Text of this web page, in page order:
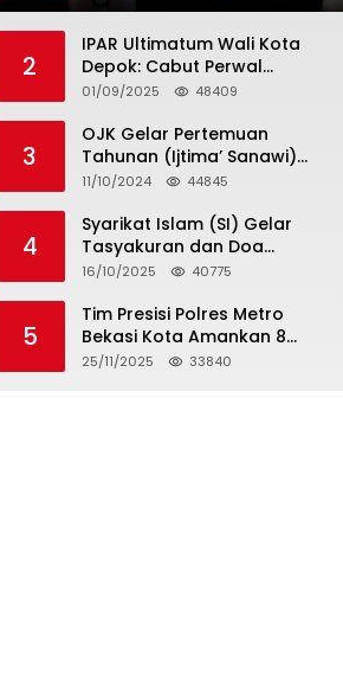
2
IPAR Ultimatum Wali Kota
Depok: Cabut Perwal
Tunjangan DPRD Rp40 Juta
Aksi Rakyat
01/09/2025 48409
3
OJK Gelar Pertemuan
Tahunan (Ijtima’ Sanawi)
Dewan Pengawas Syariah
11/10/2024 44845
4
Syarikat Islam (SI) Gelar
Tasyakuran dan Doa
Bersama Organisasi
16/10/2025 40775
5
Tim Presisi Polres Metro
Bekasi Kota Amankan 8
Remaja Diduga Hendak
25/11/2025 33840